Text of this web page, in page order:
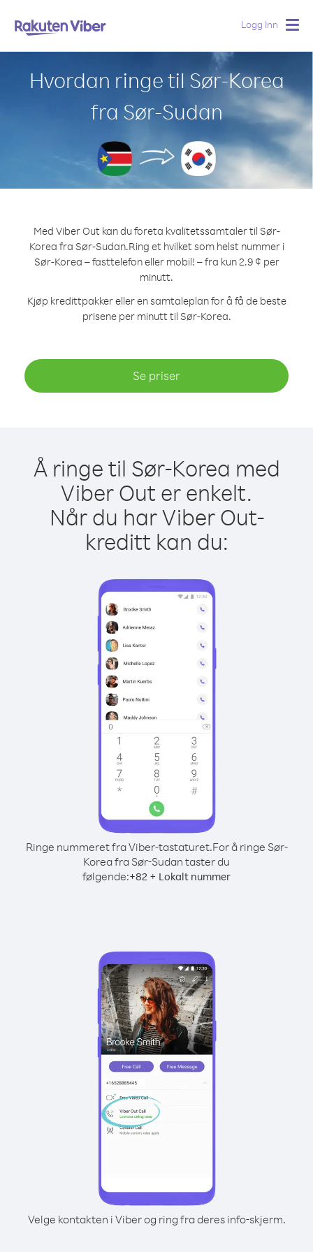
Logg Inn
Hvordan ringe til Sør-Korea
fra Sør-Sudan
Med Viber Out kan du foreta kvalitetssamtaler til Sør-
Korea fra Sør-Sudan.Ring et hvilket som helst nummer i
Sør-Korea – fasttelefon eller mobil! – fra kun 2.9 ¢ per
minutt.
Kjøp kredittpakker eller en samtaleplan for å få de beste
prisene per minutt til Sør-Korea.
Se priser
Å ringe til Sør-Korea med
Viber Out er enkelt.
Når du har Viber Out-
kreditt kan du:
Ringe nummeret fra Viber-tastaturet.For å ringe Sør-
Korea fra Sør-Sudan taster du
følgende:+82 + Lokalt nummer
Velge kontakten i Viber og ring fra deres info-skjerm.